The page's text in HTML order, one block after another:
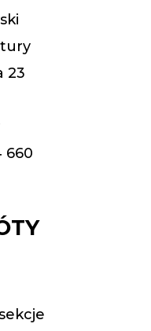
23
660